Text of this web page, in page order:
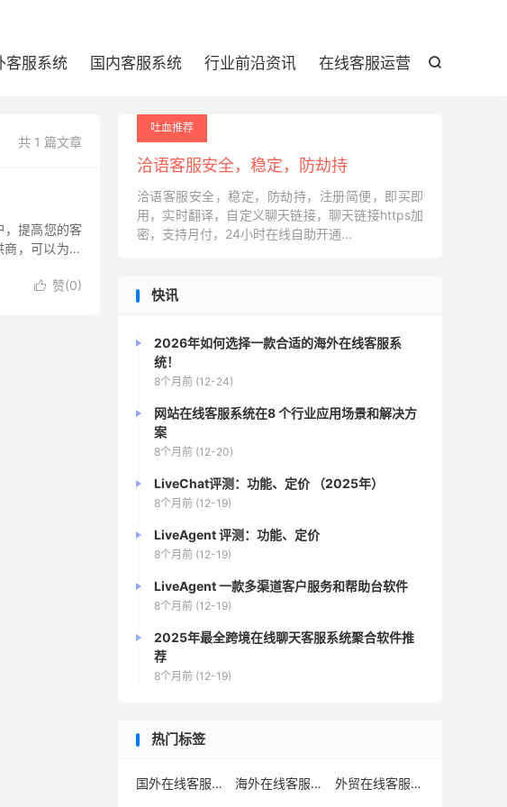

客服系统 国内客服系统 行业前沿资讯 在线客服运营
共 1 篇文章
，提高您的客
，可以为您
 赞(0)
吐血推荐
洽语客服安全，稳定，防劫持
洽语客服安全，稳定，防劫持，注册简便，即买即
用，实时翻译，自定义聊天链接，聊天链接https加
密，支持月付，24小时在线自助开通...
快讯
2026年如何选择一款合适的海外在线客服系
统！
8个月前 (12-24)
网站在线客服系统在8 个行业应用场景和解决方
案
8个月前 (12-20)
LiveChat评测：功能、定价 （2025年）
8个月前 (12-19)
LiveAgent 评测：功能、定价
8个月前 (12-19)
LiveAgent 一款多渠道客户服务和帮助台软件
8个月前 (12-19)
2025年最全跨境在线聊天客服系统聚合软件推
荐
8个月前 (12-19)
热门标签
国外在线客服(24) 海外在线客服(18) 外贸在线客服(18)